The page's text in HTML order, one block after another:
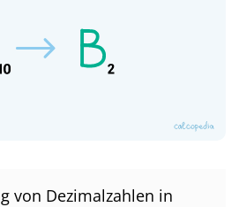
von Dezimalzahlen in